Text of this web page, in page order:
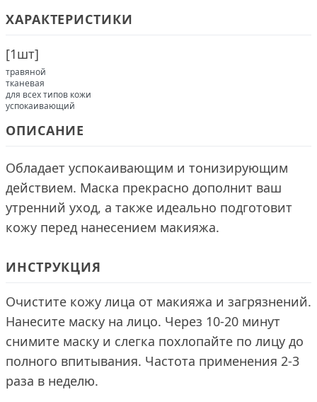
ХАРАКТЕРИСТИКИ
[1шт]
травяной
тканевая
для всех типов кожи
успокаивающий
ОПИСАНИЕ
Обладает успокаивающим и тонизирующим
действием. Маска прекрасно дополнит ваш
утренний уход, а также идеально подготовит
кожу перед нанесением макияжа.
ИНСТРУКЦИЯ
Очистите кожу лица от макияжа и загрязнений.
Нанесите маску на лицо. Через 10-20 минут
снимите маску и слегка похлопайте по лицу до
полного впитывания. Частота применения 2-3
раза в неделю.